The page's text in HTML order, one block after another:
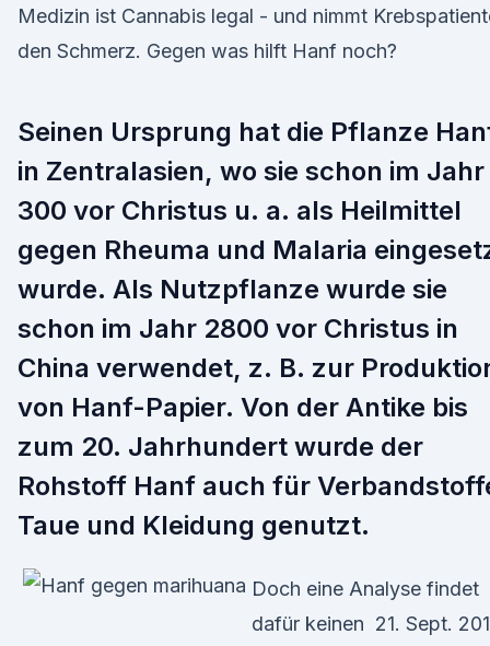
Medizin ist Cannabis legal - und nimmt
den Schmerz. Gegen was hilft Hanf noch?
Seinen Ursprung hat die Pflanze
in Zentralasien, wo sie schon im Jahr
300 vor Christus u. a. als Heilmittel
gegen Rheuma und Malaria
wurde. Als Nutzpflanze wurde sie
schon im Jahr 2800 vor Christus in
China verwendet, z. B. zur
von Hanf-Papier. Von der Antike bis
zum 20. Jahrhundert wurde der
Rohstoff Hanf auch für
Taue und Kleidung genutzt.
Doch eine Analyse findet
dafür keinen 21. Sept.